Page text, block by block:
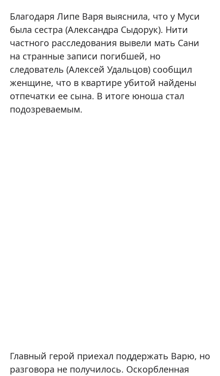
Благодаря Липе Варя выяснила, что у Муси
была сестра (Александра Сыдорук). Нити
частного расследования вывели мать Сани
на странные записи погибшей, но
следователь (Алексей Удальцов) сообщил
женщине, что в квартире убитой найдены
отпечатки ее сына. В итоге юноша стал
подозреваемым.
Главный герой приехал поддержать Варю, но
разговора не получилось. Оскорбленная